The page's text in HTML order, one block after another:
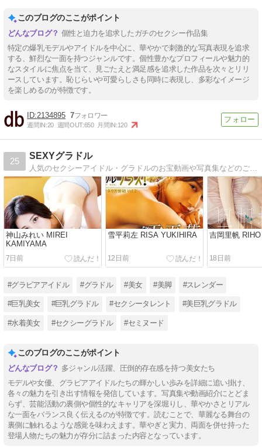
このブログのここがポイント
個性と迫力を追求したガチのセクシー作品集
特定の爆乳モデルやアイドルを中心に、華やかで刺激的な写真表現を追求
する、鮮烈な一面を持つジャンルです。個性豊かなプロフィールや魅力的
なスタイルに焦点を当て、見ごたえと満足感を追求した作品を次々とリリ
ースしています。恥じらいや可愛らしさも同時に表現し、多彩なイメージ
を楽しめるのが特徴です。
2134895 7
週間IN:20 週間OUT:650 月間IN:120
25
SEXYグラドル
人気のセクシーアイドル・グラドルのお宝動画や写真集などのご紹介
神山みれい MIREI
KAMIYAMA
7日前
雪平莉左 RISA YUKIHIRA
12日前
吉岡里帆
18日前
#グラビアアイドル #グラドル #美女 #美脚 #スレンダー
#巨乳美女 #巨乳グラドル #セクシータレント #美巨乳グラドル
#水着美女 #セクシーグラドル #セミヌード
このブログのここがポイント
多ジャンル活躍、圧倒的存在感を持つ美女たち
モデルや女優、グラビアアイドルたちの輝かしい歩みを詳細に追い掛け、
各々の魅力を引き出す情報を発信しています。写真集や動画紹介にとどま
らず、芸能活動の裏側や個性的なキャリアを深堀りし、華やかさとリアル
な一面をバランス良く伝えるのが特徴です。読むことで、華麗なる舞台の
裏側に触れるような感覚を味わえます。華やぎと実力、両面を併せ持った
登場人物たちの魅力が存分に詰まった内容となっています。